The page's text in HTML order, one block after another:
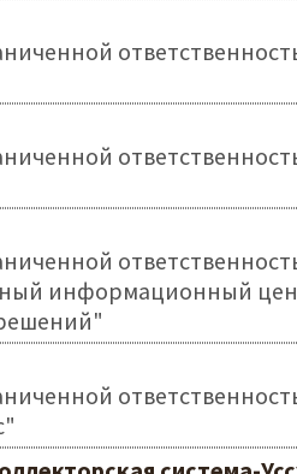
информационный